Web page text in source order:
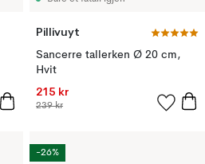
Pillivuyt
Sancerre tallerken Ø 20 cm,
Hvit
215 kr
239 kr
-26%